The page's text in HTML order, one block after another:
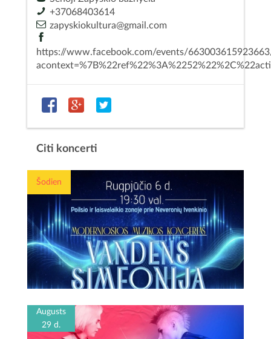
+37068403614
zapyskiokultura@gmail.com
https://www.facebook.com/events/
Citi koncerti
Šodien
Augusts
29 d.